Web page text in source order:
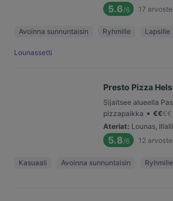
5.6/6 17
Avoinna sunnuntaisin Ryhmille Lapsille
Lounassetti
Presto Pizza
Sijaitsee alueella
pizzapaikka • €€€€
Ateriat: Lounas,
5.8/6 12
Kasuaali Avoinna sunnuntaisin Ryhmille